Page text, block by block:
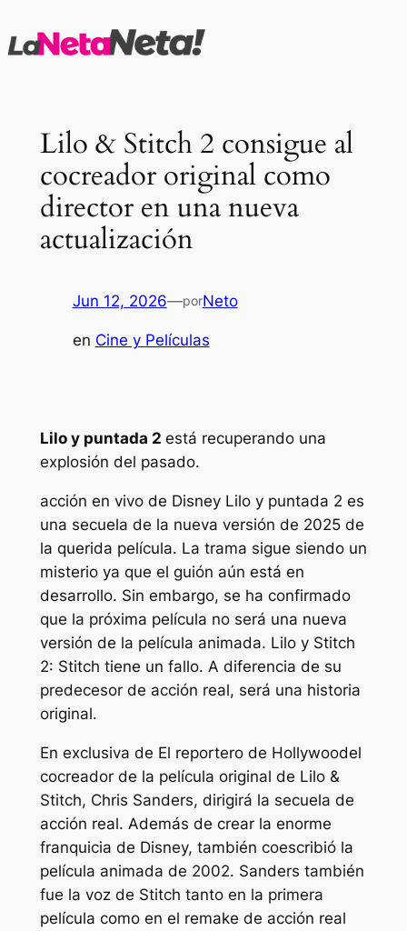
al
Lilo & Stitch 2 consigue al
cocreador original como
director en una nueva
actualización
Jun 12, 2026—porNeto
en Cine y Películas
Lilo y puntada 2 está recuperando una
explosión del pasado.
acción en vivo de Disney Lilo y puntada 2 es
una secuela de la nueva versión de 2025 de
la querida película. La trama sigue siendo un
misterio ya que el guión aún está en
desarrollo. Sin embargo, se ha confirmado
que la próxima película no será una nueva
versión de la película animada. Lilo y Stitch
2: Stitch tiene un fallo. A diferencia de su
predecesor de acción real, será una historia
original.
En exclusiva de El reportero de Hollywoodel
cocreador de la película original de Lilo &
Stitch, Chris Sanders, dirigirá la secuela de
acción real. Además de crear la enorme
franquicia de Disney, también coescribió la
película animada de 2002. Sanders también
fue la voz de Stitch tanto en la primera
película como en el remake de acción real